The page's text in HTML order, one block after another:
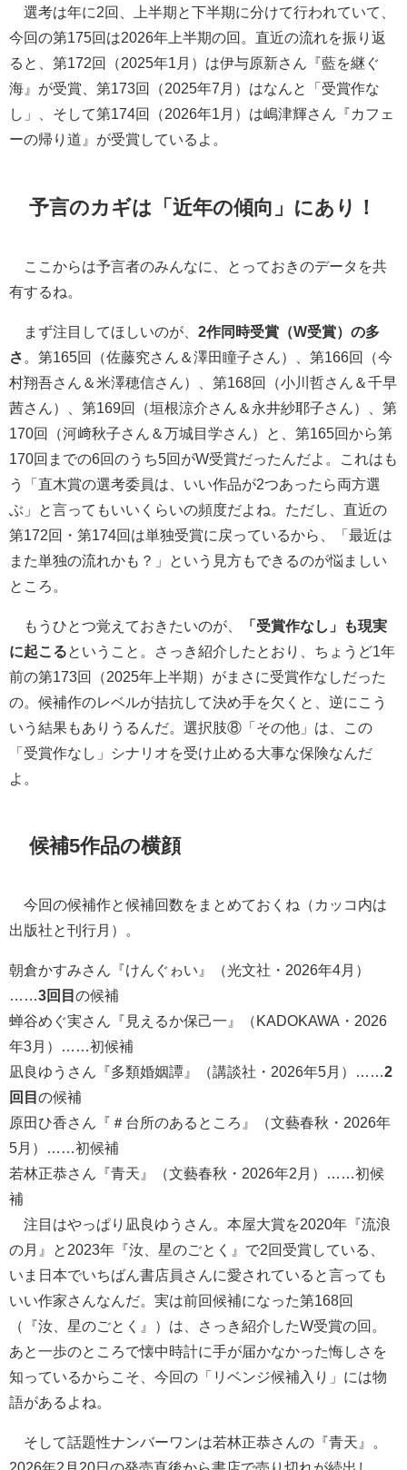
選考は年に2回、上半期と下半期に分けて行われていて、
今回の第175回は2026年上半期の回。直近の流れを振り返
ると、第172回（2025年1月）は伊与原新さん『藍を継ぐ
海』が受賞、第173回（2025年7月）はなんと「受賞作な
し」、そして第174回（2026年1月）は嶋津輝さん『カフェ
ーの帰り道』が受賞しているよ。
予言のカギは「近年の傾向」にあり！
ここからは予言者のみんなに、とっておきのデータを共
有するね。
まず注目してほしいのが、 2作同時受賞（W受賞）の多
さ
。第165回（佐藤究さん＆澤田瞳子さん）、第166回（今
村翔吾さん＆米澤穂信さん）、第168回（小川哲さん＆千早
茜さん）、第169回（垣根涼介さん＆永井紗耶子さん）、第
170回（河﨑秋子さん＆万城目学さん）と、第165回から第
170回までの6回のうち5回がW受賞だったんだよ。これはも
う「直木賞の選考委員は、いい作品が2つあったら両方選
ぶ」と言ってもいいくらいの頻度だよね。ただし、直近の
第172回・第174回は単独受賞に戻っているから、「最近は
また単独の流れかも？」という見方もできるのが悩ましい
ところ。
もうひとつ覚えておきたいのが、
「受賞作なし」も現実
に起こる ということ。さっき紹介したとおり、ちょうど1年
前の第173回（2025年上半期）がまさに受賞作なしだった
の。候補作のレベルが拮抗して決め手を欠くと、逆にこう
いう結果もありうるんだ。選択肢⑧「その他」は、この
「受賞作なし」シナリオを受け止める大事な保険なんだ
よ。
候補5作品の横顔
今回の候補作と候補回数をまとめておくね（カッコ内は
出版社と刊行月）。
朝倉かすみさん『けんぐゎい』（光文社・2026年4月）
3回目 の候補
蝉谷めぐ実さん『見えるか保己一』（KADOKAWA・2026
年3月）……初候補
凪良ゆうさん『多類婚姻譚』（講談社・2026年5月）…… 2
回目 の候補
原田ひ香さん『＃台所のあるところ』（文藝春秋・2026年
5月）……初候補
若林正恭さん『青天』（文藝春秋・2026年2月）……初候
補
注目はやっぱり凪良ゆうさん。本屋大賞を2020年『流浪
の月』と2023年『汝、星のごとく』で2回受賞している、
いま日本でいちばん書店員さんに愛されていると言っても
いい作家さんなんだ。実は前回候補になった第168回
（『汝、星のごとく』）は、さっき紹介したW受賞の回。
あと一歩のところで懐中時計に手が届かなかった悔しさを
知っているからこそ、今回の「リベンジ候補入り」には物
語があるよね。
そして話題性ナンバーワンは若林正恭さんの『青天』。